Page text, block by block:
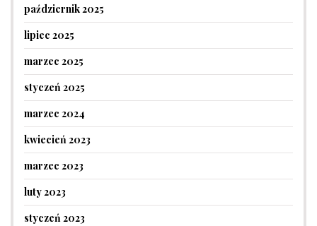
październik 2025
lipiec 2025
marzec 2025
styczeń 2025
marzec 2024
kwiecień 2023
marzec 2023
luty 2023
styczeń 2023